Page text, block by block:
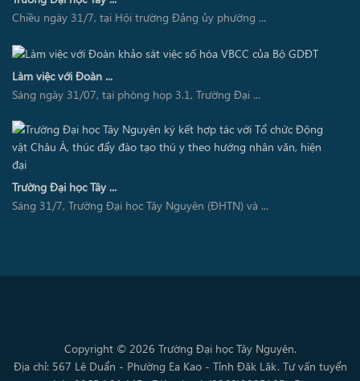
Chiều ngày 31/7, tại Hội trường Đảng ủy phường ...
Làm việc với Đoàn ...
Sáng ngày 31/07, tại phòng họp 3.1, Trường Đại ...
Trường Đại học Tây ...
Sáng 31/7, Trường Đại học Tây Nguyên (ĐHTN) và ...
Copyright © 2026 Trường Đại học Tây Nguyên.
Địa chỉ: 567 Lê Duẩn - Phường Ea Kao - Tỉnh Đăk Lăk. Tư vấn tuyển